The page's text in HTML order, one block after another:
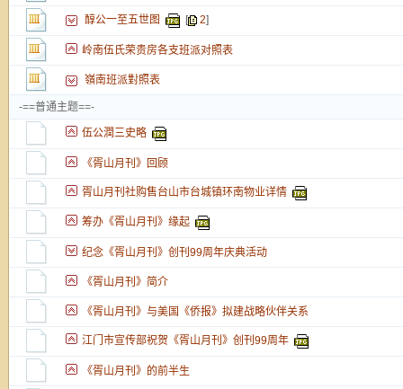
醇公一至五世图 [ 2]
岭南伍氏荣贵房各支班派对照表
嶺南班派對照表
-==普通主题==-
伍公潤三史略
《胥山月刊》回顾
胥山月刊社购售台山市台城镇环南物业详情
筹办《胥山月刊》缘起
纪念《胥山月刊》创刊99周年庆典活动
《胥山月刊》简介
《胥山月刊》与美国《侨报》拟建战略伙伴关系
江门市宣传部祝贺《胥山月刊》创刊99周年
《胥山月刊》的前半生